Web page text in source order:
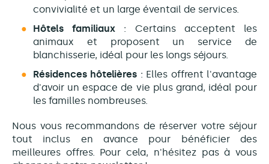
convivialité et un large éventail de services.
Hôtels familiaux : Certains acceptent les
animaux et proposent un service de
blanchisserie, idéal pour les longs séjours.
Résidences hôtelières : Elles offrent l'avantage
d'avoir un espace de vie plus grand, idéal pour
les familles nombreuses.
Nous vous recommandons de réserver votre séjour
tout inclus en avance pour bénéficier des
meilleures offres. Pour cela, n'hésitez pas à vous